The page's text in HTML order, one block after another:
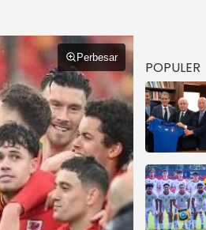
Perbesar
POPULER